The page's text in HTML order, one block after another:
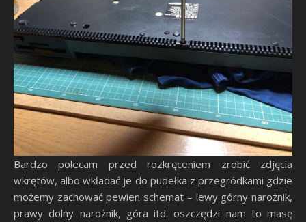
Bardzo polecam przed rozkręceniem zrobić zdjęcia
wkrętów, albo wkładać je do pudełka z przegródkami gdzie
możemy zachować pewien schemat – lewy górny narożnik,
prawy dolny narożnik, góra itd. oszczędzi nam to masę